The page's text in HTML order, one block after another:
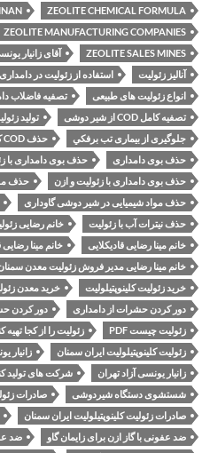
ZEOLITE CHEMICAL FORMULA
ZEOLITE MANUFACTURING COMPANIES
ZEOLITE SALES MINES
آقای زانیار
آنالیز زئولیت
استفاده از زئولیت در دامداری
انواع زئولیت های طبیعی
تصفیه فاضلاب
تصفیه کامل COD از شیر دوشی
تولید
جلوگیری از بیماری تب برفكي
حذف COD کامل از شیر دوشی
حذف بوی دامداری
حذف بوی دامداری با
حذف بوی دامداری با زئولیت و ازن
حذف
حذف مواد شیمیایی در شیر دوشی گاوداری
حذف نیترات آب با زئولیت
خانم رضایی
خانم مینا رضایی قادیکلایی
خانم مینا
خانم مینا رضایی مدیر فروش زئولیت معدن
خرید زئولیت کلینوپتیلولیت
خرید معدن
دور کردن حشرات از دامداری
دور کردن
زئولیت چیست PDF
زئولیت را از کجا تهیه
زئولیت کلینوپتیلولیت ایران سمنان
زانیار
زانیار یونسی آزاد تهران
شرکت های تولید
شستشوی دستگاه شیردوشی
صادرات
صادرات زئولیت کلینوپتیلولیت ایران سمنان
ضد عفونی با گاز ازن برای زایمان گاو
ضد